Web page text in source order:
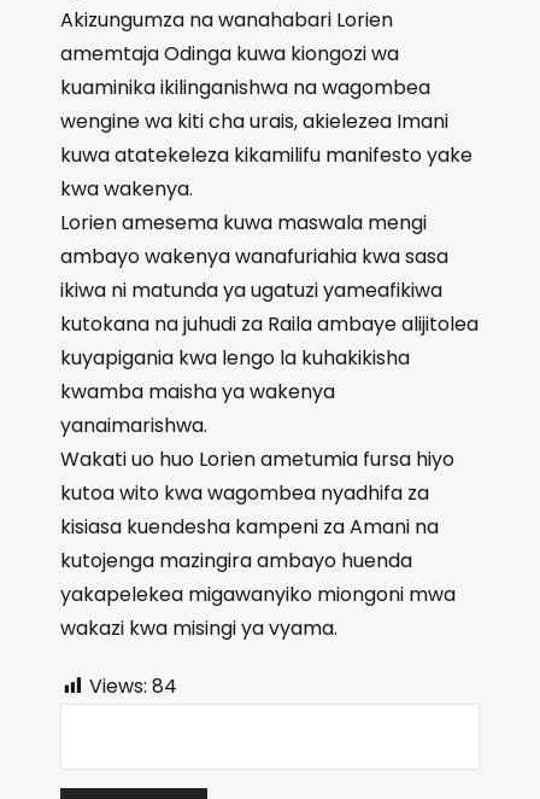
Akizungumza na wanahabari Lorien
amemtaja Odinga kuwa kiongozi wa
kuaminika ikilinganishwa na wagombea
wengine wa kiti cha urais, akielezea Imani
kuwa atatekeleza kikamilifu manifesto yake
kwa wakenya.
Lorien amesema kuwa maswala mengi
ambayo wakenya wanafuriahia kwa sasa
ikiwa ni matunda ya ugatuzi yameafikiwa
kutokana na juhudi za Raila ambaye alijitolea
kuyapigania kwa lengo la kuhakikisha
kwamba maisha ya wakenya
yanaimarishwa.
Wakati uo huo Lorien ametumia fursa hiyo
kutoa wito kwa wagombea nyadhifa za
kisiasa kuendesha kampeni za Amani na
kutojenga mazingira ambayo huenda
yakapelekea migawanyiko miongoni mwa
wakazi kwa misingi ya vyama.
Views: 84